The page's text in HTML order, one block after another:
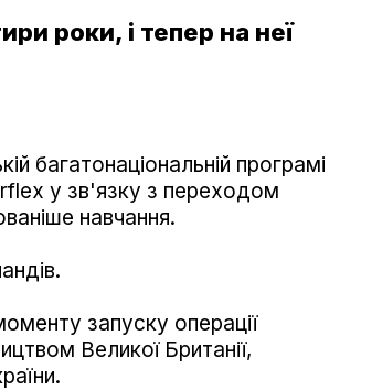
роки, і тепер на неї
багатонаціональній програмі
у зв'язку з переходом
навчання.
запуску операції
Великої Британії,